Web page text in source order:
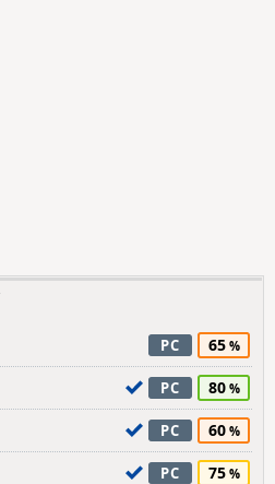
PC 65
PC 80
PC 60
PC 75